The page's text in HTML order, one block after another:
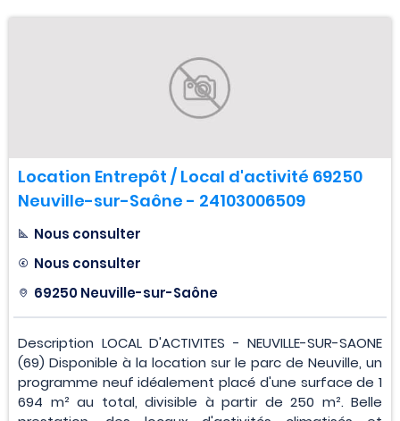
Location Entrepôt / Local d'activité 69250
Neuville-sur-Saône - 24103006509
Nous consulter
Nous consulter
69250 Neuville-sur-Saône
Description LOCAL D'ACTIVITES - NEUVILLE-SUR-SAONE
(69) Disponible à la location sur le parc de Neuville, un
programme neuf idéalement placé d'une surface de 1
694 m² au total, divisible à partir de 250 m². Belle